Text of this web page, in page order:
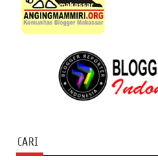
CARI